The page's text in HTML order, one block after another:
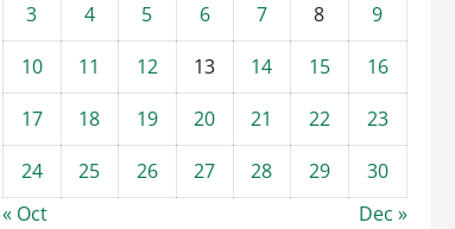
3
4 5 6 7 8
9
10
11 12 13 14 15
16
17
18 19 20 21 22
23
24
25 26 27 28 29
30
« Oct
Dec »